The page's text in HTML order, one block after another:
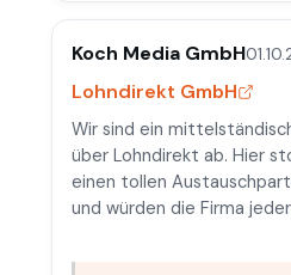
Koch Media GmbH
Lohndirekt GmbH
Wir sind ein
über Lohndirekt ab. Hier
einen tollen
und würden die Firma